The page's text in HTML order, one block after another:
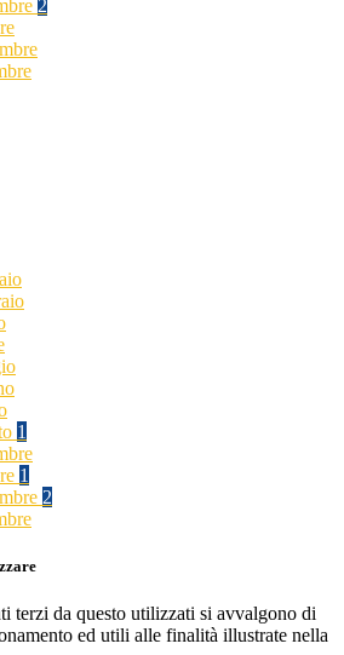
2
1
1
2
terzi da questo utilizzati si avvalgono di
ed utili alle finalità illustrate nella